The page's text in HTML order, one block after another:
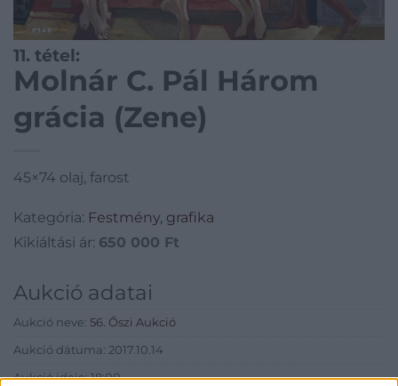
11. tétel:
Molnár C. Pál Három
grácia (Zene)
45×74 olaj, farost
Kategória: Festmény, grafika
Kikiáltási ár: 650 000 Ft
Aukció adatai
Aukció neve: 56. Őszi Aukció
Aukció dátuma: 2017.10.14
Aukció ideje: 18:00